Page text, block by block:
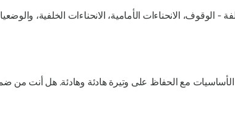
الانحناءات الأمامية، الانحناءات الخلفية،
مع الحفاظ على وتيرة هادئة وهادئة. هل أنت من